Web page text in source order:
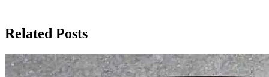
Related Posts